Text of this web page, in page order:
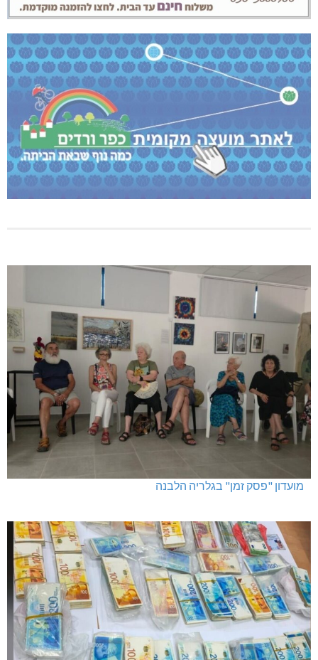
מועדון "פסק זמן" בגלריה הלבנה